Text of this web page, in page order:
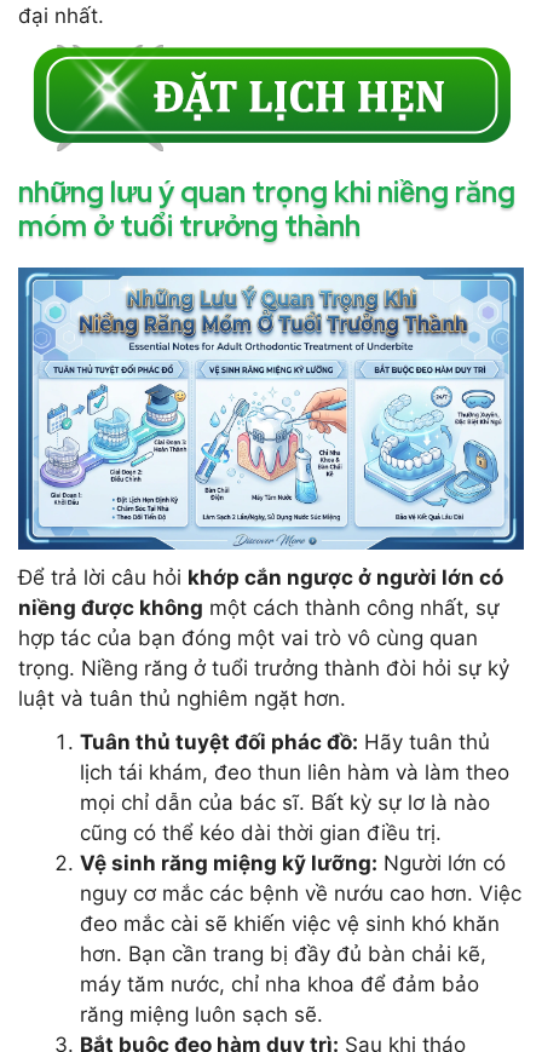
đại nhất.
những lưu ý quan trọng khi niềng răng
móm ở tuổi trưởng thành
Để trả lời câu hỏi khớp cắn ngược ở người lớn có
niềng được không một cách thành công nhất, sự
hợp tác của bạn đóng một vai trò vô cùng quan
trọng. Niềng răng ở tuổi trưởng thành đòi hỏi sự kỷ
luật và tuân thủ nghiêm ngặt hơn.
Tuân thủ tuyệt đối phác đồ: Hãy tuân thủ
lịch tái khám, đeo thun liên hàm và làm theo
mọi chỉ dẫn của bác sĩ. Bất kỳ sự lơ là nào
cũng có thể kéo dài thời gian điều trị.
Vệ sinh răng miệng kỹ lưỡng: Người lớn có
nguy cơ mắc các bệnh về nướu cao hơn. Việc
đeo mắc cài sẽ khiến việc vệ sinh khó khăn
hơn. Bạn cần trang bị đầy đủ bàn chải kẽ,
máy tăm nước, chỉ nha khoa để đảm bảo
răng miệng luôn sạch sẽ.
Bắt buộc đeo hàm duy trì: Sau khi tháo